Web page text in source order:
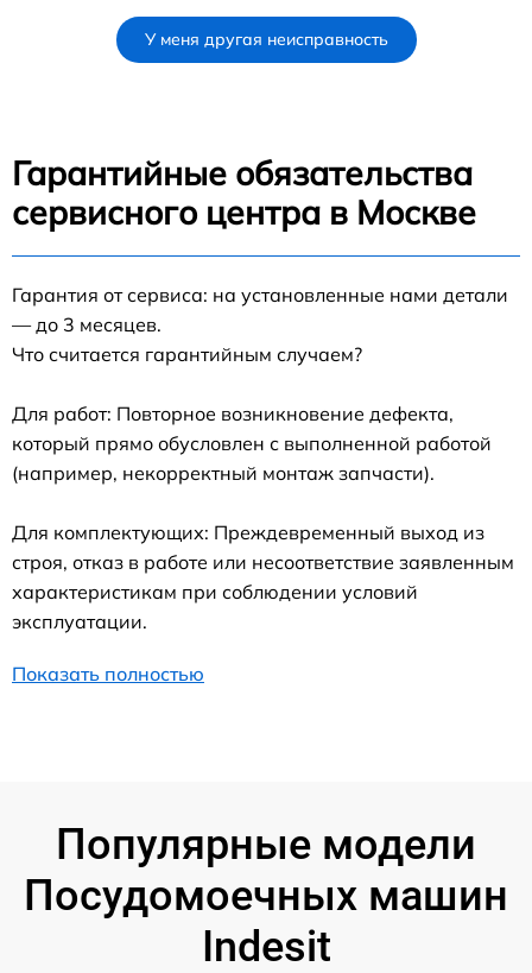
У меня другая неисправность
Гарантийные обязательства
сервисного центра в Москве
Гарантия от сервиса: на установленные нами детали
— до 3 месяцев.
Что считается гарантийным случаем?
Для работ: Повторное возникновение дефекта,
который прямо обусловлен с выполненной работой
(например, некорректный монтаж запчасти).
Для комплектующих: Преждевременный выход из
строя, отказ в работе или несоответствие заявленным
характеристикам при соблюдении условий
эксплуатации.
Показать полностью
Популярные модели
Посудомоечных машин
Indesit